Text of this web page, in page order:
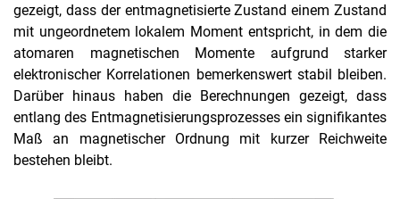
gezeigt, dass der entmagnetisierte Zustand einem Zustand
mit ungeordnetem lokalem Moment entspricht, in dem die
atomaren magnetischen Momente aufgrund starker
elektronischer Korrelationen bemerkenswert stabil bleiben.
Darüber hinaus haben die Berechnungen gezeigt, dass
entlang des Entmagnetisierungsprozesses ein signifikantes
Maß an magnetischer Ordnung mit kurzer Reichweite
bestehen bleibt.